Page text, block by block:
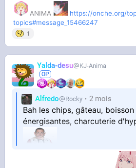
ANIMA
https://onche.org/
topics#message_15466247
1
Yalda-desu KJ-Anima
Alfredo Rocky 2 mois
Bah les chips, gâteau,
énergisantes, charcuterie